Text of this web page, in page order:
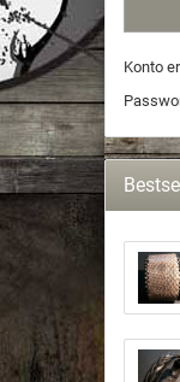
Konto